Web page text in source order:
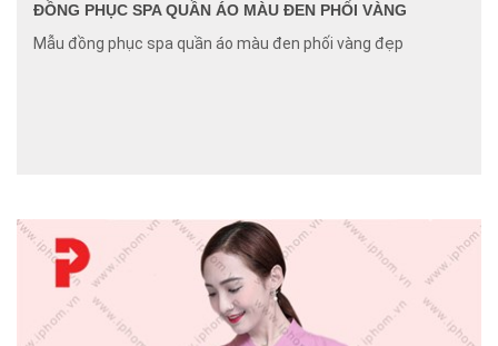
ĐỒNG PHỤC SPA QUẦN ÁO MÀU ĐEN PHỐI VÀNG
Mẫu đồng phục spa quần áo màu đen phối vàng đẹp